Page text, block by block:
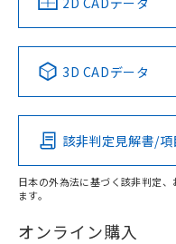
Pb Hg
O
在庫等で未対応品が混
No No
この
その他の認証は
3D CADデータ
該非判定見解書/
日本の外為法に基づく該非判定
ます。
オンライン購入